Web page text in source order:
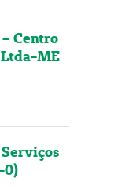
Centro
ME
0)